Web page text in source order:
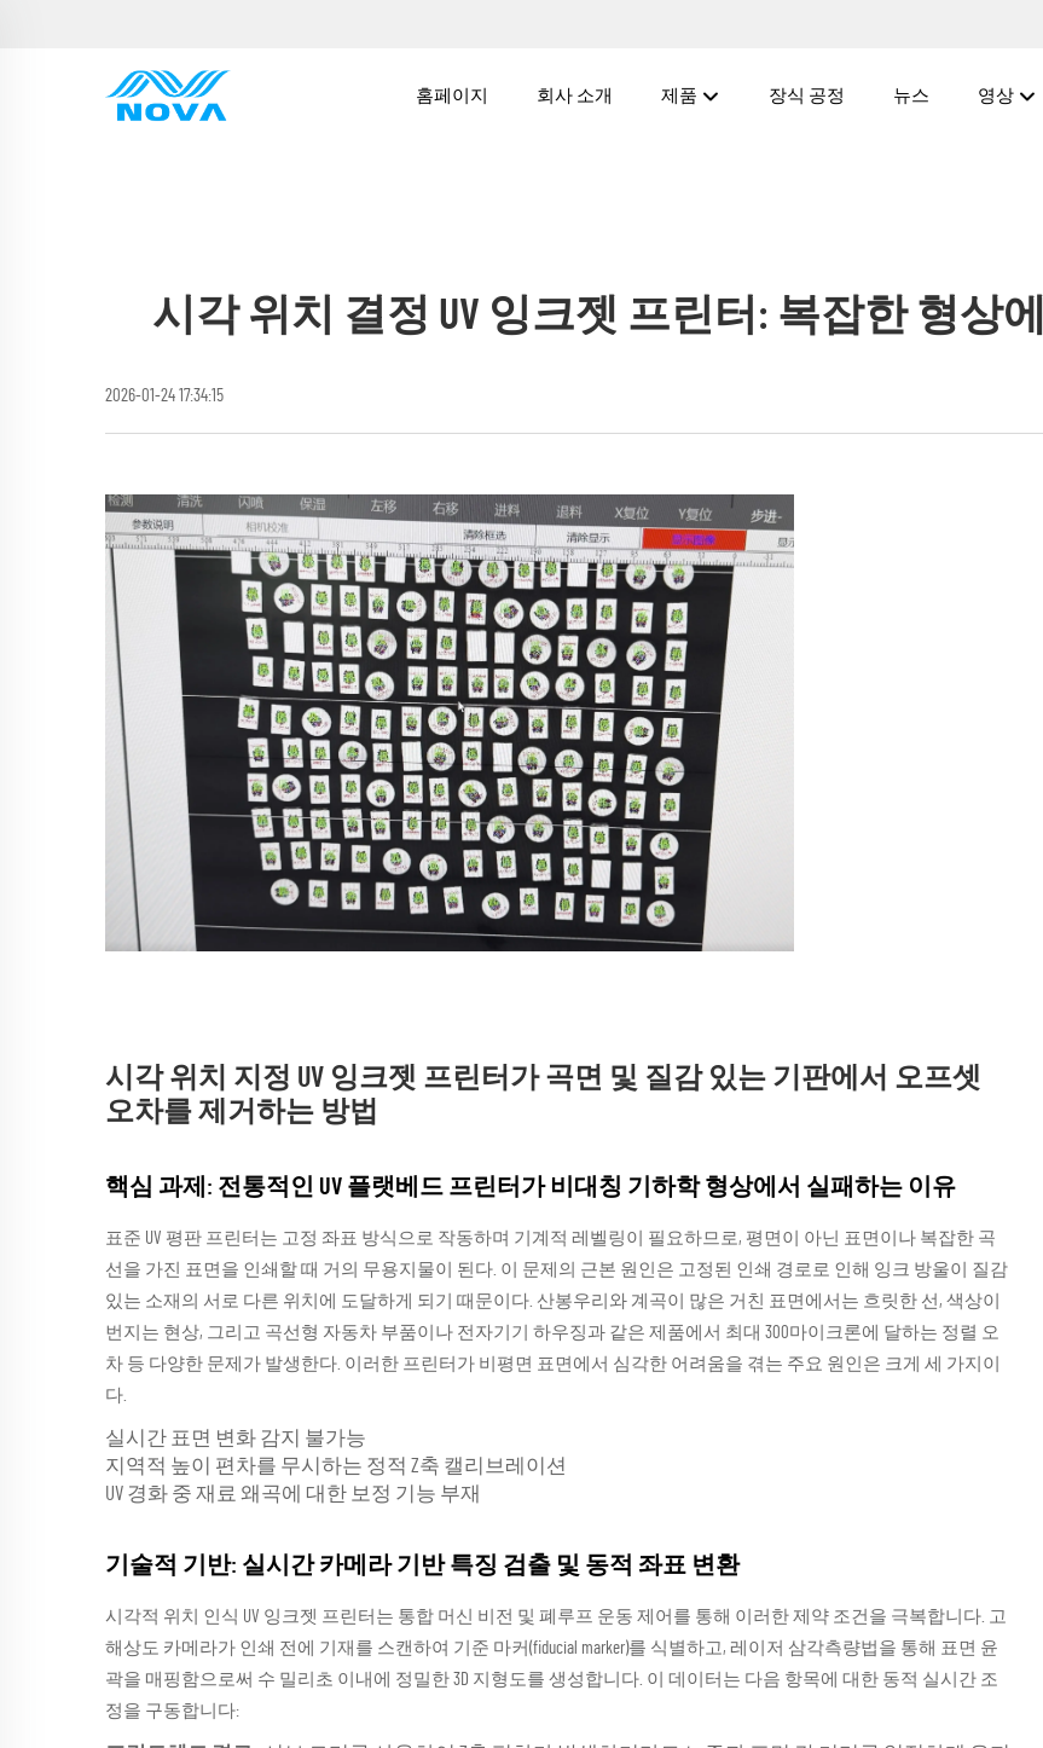
홈페이지 회사 소개 제품 장식 공정 뉴스 영상
시각 위치 결정 UV 잉크젯 프린터: 복잡한 형상
2026-01-24 17:34:15
시각 위치 지정 UV 잉크젯 프린터가 곡면 및 질감 있는 기판에서 오프셋
오차를 제거하는 방법
핵심 과제: 전통적인 UV 플랫베드 프린터가 비대칭 기하학 형상에서 실패하는 이유
표준 UV 평판 프린터는 고정 좌표 방식으로 작동하며 기계적 레벨링이 필요하므로, 평면이 아닌 표면이나 복잡한 곡
선을 가진 표면을 인쇄할 때 거의 무용지물이 된다. 이 문제의 근본 원인은 고정된 인쇄 경로로 인해 잉크 방울이 질감
있는 소재의 서로 다른 위치에 도달하게 되기 때문이다. 산봉우리와 계곡이 많은 거친 표면에서는 흐릿한 선, 색상이
번지는 현상, 그리고 곡선형 자동차 부품이나 전자기기 하우징과 같은 제품에서 최대 300마이크론에 달하는 정렬 오
차 등 다양한 문제가 발생한다. 이러한 프린터가 비평면 표면에서 심각한 어려움을 겪는 주요 원인은 크게 세 가지이
다.
실시간 표면 변화 감지 불가능
지역적 높이 편차를 무시하는 정적 Z축 캘리브레이션
UV 경화 중 재료 왜곡에 대한 보정 기능 부재
기술적 기반: 실시간 카메라 기반 특징 검출 및 동적 좌표 변환
시각적 위치 인식 UV 잉크젯 프린터는 통합 머신 비전 및 폐루프 운동 제어를 통해 이러한 제약 조건을 극복합니다. 고
해상도 카메라가 인쇄 전에 기재를 스캔하여 기준 마커(fiducial marker)를 식별하고, 레이저 삼각측량법을 통해 표면 윤
곽을 매핑함으로써 수 밀리초 이내에 정밀한 3D 지형도를 생성합니다. 이 데이터는 다음 항목에 대한 동적 실시간 조
정을 구동합니다: